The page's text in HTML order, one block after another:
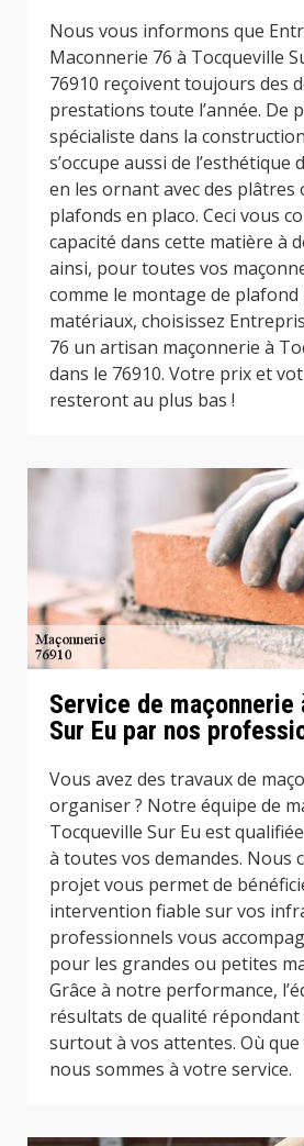
Nous vous informons que
Maconnerie 76 à Tocqueville
76910 reçoivent toujours des
prestations toute l’année. De
spécialiste dans la
s’occupe aussi de
en les ornant avec des plâtres
plafonds en placo. Ceci vous
capacité dans cette matière à
ainsi, pour toutes vos
comme le montage de
matériaux, choisissez
76 un artisan maçonnerie à
dans le 76910. Votre prix et
resteront au plus bas !
Service de maçonnerie
Sur Eu par nos
Vous avez des travaux de
organiser ? Notre équipe de
Tocqueville Sur Eu est
à toutes vos demandes. Nous
projet vous permet de
intervention fiable sur vos
professionnels vous
pour les grandes ou petites
Grâce à notre performance,
résultats de qualité
surtout à vos attentes. Où que
nous sommes à votre service.